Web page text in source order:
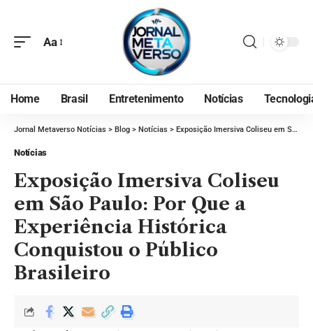
Aa
Home Brasil Entretenimento Notícias
Jornal Metaverso Notícias > Blog > Notícias > Exposição Imersiva Coliseu em São Paulo: Por Que a Experiência Histórica Conquistou o Público Brasileiro
Notícias
Exposição Imersiva Coliseu
em São Paulo: Por Que a
Experiência Histórica
Conquistou o Público
Brasileiro